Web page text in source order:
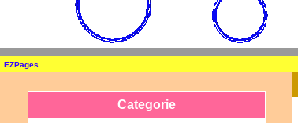
EZPages
Categorie